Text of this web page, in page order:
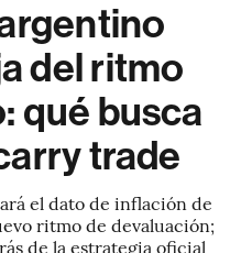
del ritmo
qué busca
trade
el dato de inflación de
ritmo de devaluación;
de la estrategia oficial